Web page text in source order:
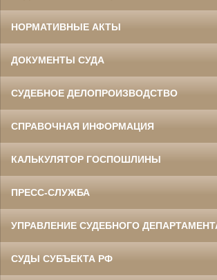
НОРМАТИВНЫЕ АКТЫ
ДОКУМЕНТЫ СУДА
СУДЕБНОЕ ДЕЛОПРОИЗВОДСТВО
СПРАВОЧНАЯ ИНФОРМАЦИЯ
КАЛЬКУЛЯТОР ГОСПОШЛИНЫ
ПРЕСС-СЛУЖБА
УПРАВЛЕНИЕ СУДЕБНОГО
СУДЫ СУБЪЕКТА РФ